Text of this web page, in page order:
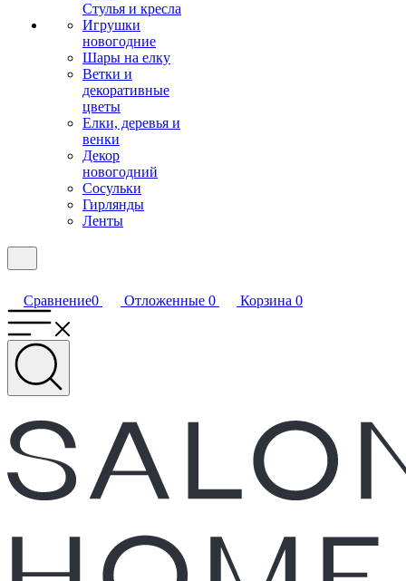
Стулья и кресла
Игрушки
новогодние
Шары на елку
Ветки и
декоративные
цветы
Елки, деревья и
венки
Декор
новогодний
Сосульки
Гирлянды
Ленты
Сравнение0 Отложенные 0 Корзина 0